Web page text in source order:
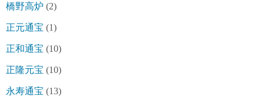
橋野高炉 (2)
正元通宝 (1)
正和通宝 (10)
正隆元宝 (10)
永寿通宝 (13)